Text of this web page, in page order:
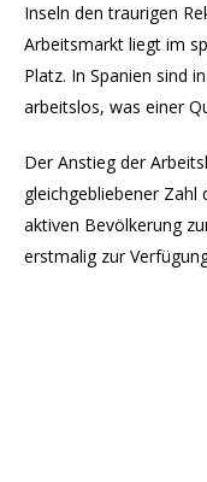
Inseln den traurigen
Arbeitsmarkt liegt im
Platz. In Spanien sind
arbeitslos, was einer
Der Anstieg der
gleichgebliebener Zahl
aktiven Bevölkerung
erstmalig zur